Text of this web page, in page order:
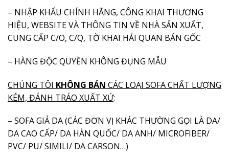
– NHẬP KHẨU CHÍNH HÃNG, CÔNG KHAI THƯƠNG
HIỆU, WEBSITE VÀ THÔNG TIN VỀ NHÀ SẢN XUẤT,
CUNG CẤP C/O, C/Q, TỜ KHAI HẢI QUAN BẢN GỐC
– HÀNG ĐỘC QUYỀN KHÔNG ĐỤNG MẪU
CHÚNG TÔI KHÔNG BÁN CÁC LOẠI SOFA CHẤT LƯỢNG
KÉM, ĐÁNH TRÁO XUẤT XỨ:
– SOFA GIẢ DA (CÁC ĐƠN VỊ KHÁC THƯỜNG GỌI LÀ DA/
DA CAO CẤP/ DA HÀN QUỐC/ DA ANH/ MICROFIBER/
PVC/ PU/ SIMILI/ DA CARSON…)